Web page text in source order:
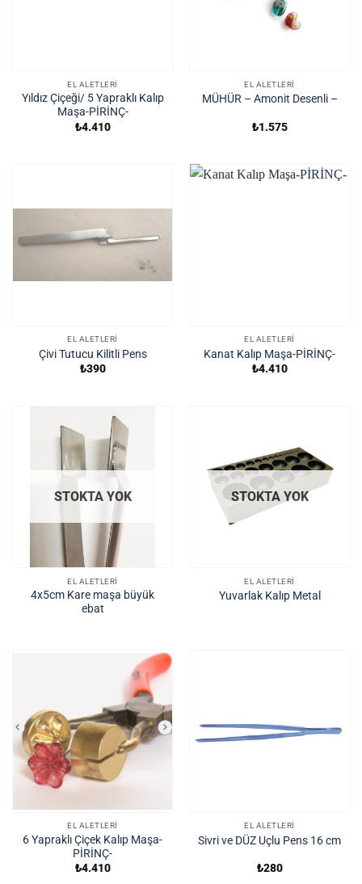
EL ALETLERI
Yıldız Çiçeği/ 5 Yapraklı Kalıp
Maşa-PİRİNÇ-
₺4.410
EL ALETLERI
MÜHÜR – Amonit Desenli –
₺1.575
EL ALETLERI
Çivi Tutucu Kilitli Pens
₺390
EL ALETLERI
Kanat Kalıp Maşa-PİRİNÇ-
₺4.410
STOKTA YOK
EL ALETLERI
4x5cm Kare maşa büyük
ebat
STOKTA YOK
EL ALETLERI
Yuvarlak Kalıp Metal
EL ALETLERI
6 Yapraklı Çiçek Kalıp Maşa-
PİRİNÇ-
₺4.410
EL ALETLERI
Sivri ve DÜZ Uçlu Pens 16 cm
₺280